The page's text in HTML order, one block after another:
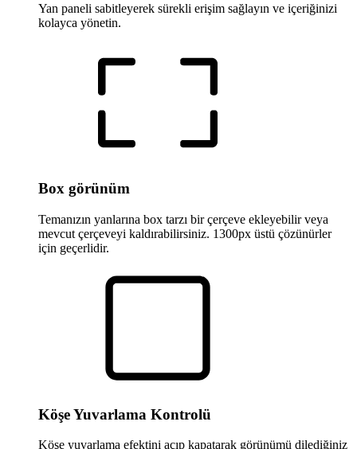
Yan paneli sabitleyerek sürekli erişim sağlayın ve içeriğinizi
kolayca yönetin.
Box görünüm
Temanızın yanlarına box tarzı bir çerçeve ekleyebilir veya
mevcut çerçeveyi kaldırabilirsiniz. 1300px üstü çözünürler
için geçerlidir.
Köşe Yuvarlama Kontrolü
Köşe yuvarlama efektini açıp kapatarak görünümü dilediğiniz